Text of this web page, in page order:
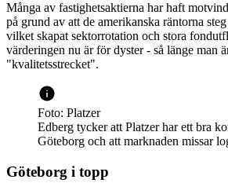
Många av fastighetsaktierna har haft
på grund av att de amerikanska räntorna
vilket skapat sektorrotation och stora
värderingen nu är för dyster - så länge man
"kvalitetsstrecket".
Foto: Platzer
Edberg tycker att Platzer har ett bra
Göteborg och att marknaden missar
Göteborg i topp